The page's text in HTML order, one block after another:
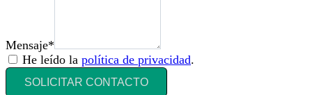
Mensaje*
He leído la política de privacidad.
SOLICITAR CONTACTO